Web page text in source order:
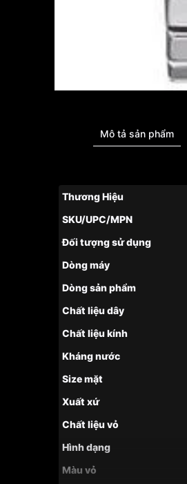
Mô tả sản phẩm
Thương Hiệu
SKU/UPC/MPN
Đối tượng sử dụng
Dòng máy
Dòng sản phẩm
Chất liệu dây
Chất liệu kính
Kháng nước
Size mặt
Xuất xứ
Chất liệu vỏ
Hình dạng
Màu vỏ